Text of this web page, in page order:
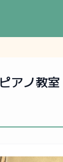
ピアノ教室